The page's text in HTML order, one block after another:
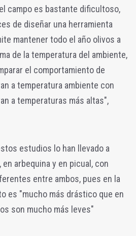
campo es bastante dificultoso,
de diseñar una herramienta
mantener todo el año olivos a
de la temperatura del ambiente,
el comportamiento de
a temperatura ambiente con
a temperaturas más altas",
estudios lo han llevado a
arbequina y en picual, con
entre ambos, pues en la
es "mucho más drástico que en
son mucho más leves"